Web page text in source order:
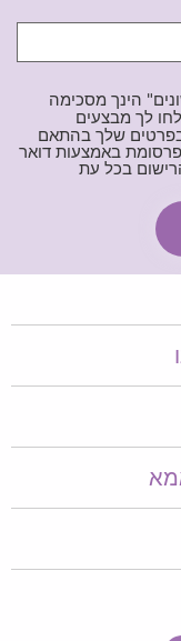
הינך מסכימה
לך מבצעים
בפרטים שלך בהתאם
פרסומת באמצעות דואר